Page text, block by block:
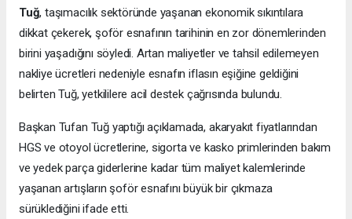
Tuğ, taşımacılık sektöründe yaşanan ekonomik sıkıntılara
dikkat çekerek, şoför esnafının tarihinin en zor dönemlerinden
birini yaşadığını söyledi. Artan maliyetler ve tahsil edilemeyen
nakliye ücretleri nedeniyle esnafın iflasın eşiğine geldiğini
belirten Tuğ, yetkililere acil destek çağrısında bulundu.
Başkan Tufan Tuğ yaptığı açıklamada, akaryakıt fiyatlarından
HGS ve otoyol ücretlerine, sigorta ve kasko primlerinden bakım
ve yedek parça giderlerine kadar tüm maliyet kalemlerinde
yaşanan artışların şoför esnafını büyük bir çıkmaza
sürüklediğini ifade etti.